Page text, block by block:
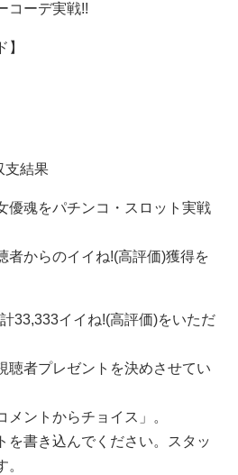
コーデ実戦!!
支結果
優魂をパチンコ・スロット実戦
者からのイイね!(高評価)獲得を
33,333イイね!(高評価)をいただ
聴者プレゼントを決めさせてい
ントからチョイス」。
を書き込んでください。スタッ